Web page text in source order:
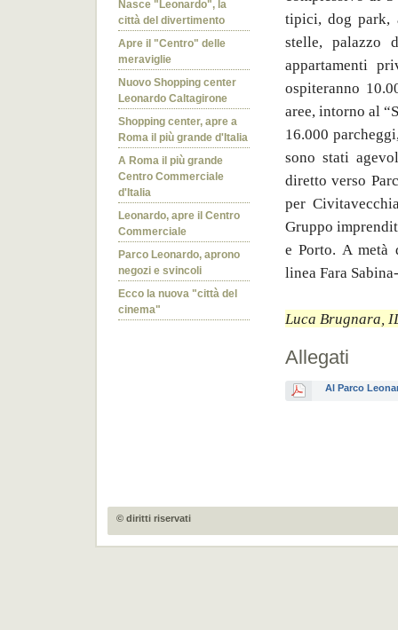
Nasce "Leonardo", la
città del divertimento
Apre il "Centro" delle
meraviglie
Nuovo Shopping center
Leonardo Caltagirone
Shopping center, apre a
Roma il più grande d'Italia
A Roma il più grande
Centro Commerciale
d'Italia
Leonardo, apre il Centro
Commerciale
Parco Leonardo, aprono
negozi e svincoli
Ecco la nuova "città del
cinema"
tipici, dog park,
stelle, palazzo
appartamenti
ospiteranno
aree, intorno al
16.000
sono stati
diretto verso
per
Gruppo
e Porto. A metà
linea Fara
Luca Brugnara,
Allegati
Al Parco
© diritti riservati